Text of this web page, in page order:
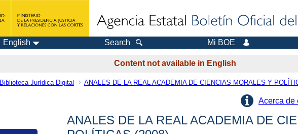
English Search Mi BOE
Content not available in English
Biblioteca Jurídica Digital ANALES DE LA REAL ACADEMIA DE CIENCIAS MORALES Y
Acerca de
ANALES DE LA REAL ACADEMIA DE